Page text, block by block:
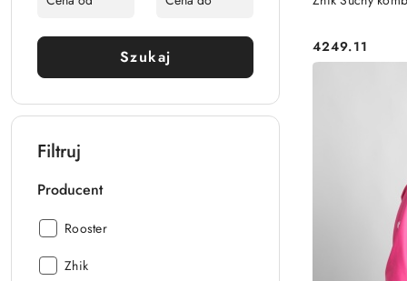
Szukaj
Filtruj
Producent
Producent:
Rooster
Producent:
Zhik
Cena:
4249.11